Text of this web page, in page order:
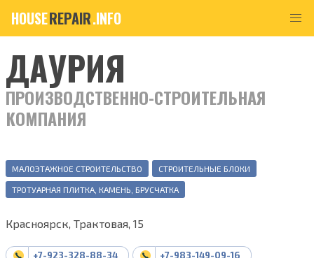
HOUSEREPAIR.INFO
ДАУРИЯ
ПРОИЗВОДСТВЕННО-СТРОИТЕЛЬНАЯ
КОМПАНИЯ
МАЛОЭТАЖНОЕ СТРОИТЕЛЬСТВО СТРОИТЕЛЬНЫЕ БЛОКИ
ТРОТУАРНАЯ ПЛИТКА, КАМЕНЬ, БРУСЧАТКА
Красноярск, Трактовая, 15
+7-923-328-88-34
+7-983-149-09-16